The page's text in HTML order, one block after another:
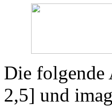
Die folgende
2,5] und